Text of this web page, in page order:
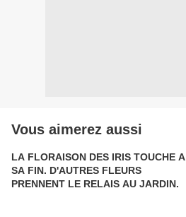
Vous aimerez aussi
LA FLORAISON DES IRIS TOUCHE A
SA FIN. D'AUTRES FLEURS
PRENNENT LE RELAIS AU JARDIN.